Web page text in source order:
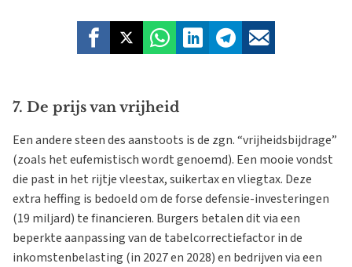
7. De prijs van vrijheid
Een andere steen des aanstoots is de zgn. “vrijheidsbijdrage”
(zoals het eufemistisch wordt genoemd). Een mooie vondst
die past in het rijtje vleestax, suikertax en vliegtax. Deze
extra heffing is bedoeld om de forse defensie-investeringen
(19 miljard) te financieren. Burgers betalen dit via een
beperkte aanpassing van de tabelcorrectiefactor in de
inkomstenbelasting (in 2027 en 2028) en bedrijven via een